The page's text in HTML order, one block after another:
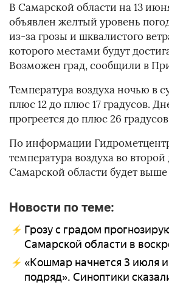
В Самарской области на 13
объявлен желтый уровень
из-за грозы и шквалистого
которого местами будут
Возможен град, сообщили в
Температура воздуха ночью в
плюс 12 до плюс 17 градусов.
прогреется до плюс 26
По информации
температура воздуха во
Самарской области будет
Новости по теме:
Грозу с градом
Самарской области в
«Кошмар начнется 3 июля
подряд». Синоптики